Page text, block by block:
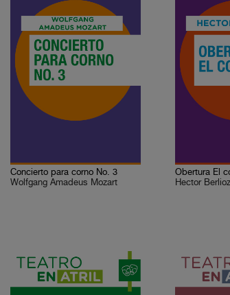
Concierto para corno No. 3
Wolfgang Amadeus Mozart
Obertura El
Hector Berlioz